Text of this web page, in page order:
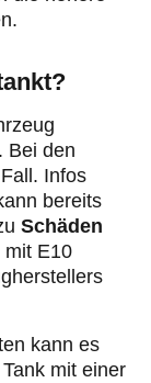
Bei den
Infos
bereits
Schäden
mit E10
kann es
mit einer